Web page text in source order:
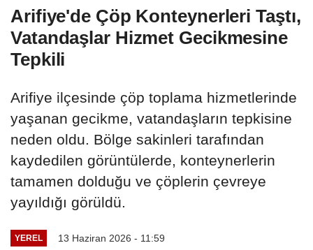
Arifiye'de Çöp Konteynerleri Taştı,
Vatandaşlar Hizmet Gecikmesine
Tepkili
Arifiye ilçesinde çöp toplama hizmetlerinde
yaşanan gecikme, vatandaşların tepkisine
neden oldu. Bölge sakinleri tarafından
kaydedilen görüntülerde, konteynerlerin
tamamen dolduğu ve çöplerin çevreye
yayıldığı görüldü.
YEREL 13 Haziran 2026 - 11:59